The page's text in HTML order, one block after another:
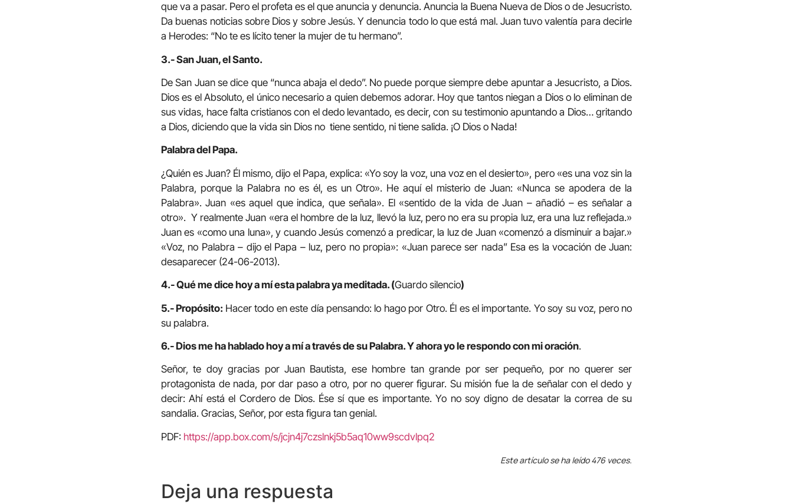
que va a pasar. Pero el profeta es el que anuncia y denuncia. Anuncia la Buena Nueva de Dios o de Jesucristo.
Da buenas noticias sobre Dios y sobre Jesús. Y denuncia todo lo que está mal. Juan tuvo valentía para decirle
a Herodes: “No te es lícito tener la mujer de tu hermano”.
3.- San Juan, el Santo.
De San Juan se dice que “nunca abaja el dedo”. No puede porque siempre debe apuntar a Jesucristo, a Dios.
Dios es el Absoluto, el único necesario a quien debemos adorar. Hoy que tantos niegan a Dios o lo eliminan de
sus vidas, hace falta cristianos con el dedo levantado, es decir, con su testimonio apuntando a Dios… gritando
a Dios, diciendo que la vida sin Dios no tiene sentido, ni tiene salida. ¡O Dios o Nada!
Palabra del Papa.
¿Quién es Juan? Él mismo, dijo el Papa, explica: «Yo soy la voz, una voz en el desierto», pero «es una voz sin la
Palabra, porque la Palabra no es él, es un Otro». He aquí el misterio de Juan: «Nunca se apodera de la
Palabra». Juan «es aquel que indica, que señala». El «sentido de la vida de Juan – añadió – es señalar a
otro». Y realmente Juan «era el hombre de la luz, llevó la luz, pero no era su propia luz, era una luz reflejada.»
Juan es «como una luna», y cuando Jesús comenzó a predicar, la luz de Juan «comenzó a disminuir a bajar.»
«Voz, no Palabra – dijo el Papa – luz, pero no propia»: «Juan parece ser nada” Esa es la vocación de Juan:
desaparecer (24-06-2013).
4.- Qué me dice hoy a mí esta palabra ya meditada. (Guardo silencio)
5.- Propósito: Hacer todo en este día pensando: lo hago por Otro. Él es el importante. Yo soy su voz, pero no
su palabra.
6.- Dios me ha hablado hoy a mí a través de su Palabra. Y ahora yo le respondo con mi oración.
Señor, te doy gracias por Juan Bautista, ese hombre tan grande por ser pequeño, por no querer ser
protagonista de nada, por dar paso a otro, por no querer figurar. Su misión fue la de señalar con el dedo y
decir: Ahí está el Cordero de Dios. Ése sí que es importante. Yo no soy digno de desatar la correa de su
sandalia. Gracias, Señor, por esta figura tan genial.
PDF: https://app.box.com/s/jcjn4j7czslnkj5b5aq10ww9scdvlpq2
Este artículo se ha leído 476 veces.
Deja una respuesta